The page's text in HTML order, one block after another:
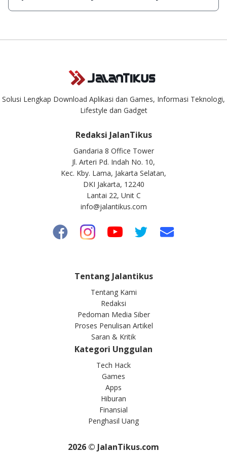
singkat.
Kami dengan senang hati menjawab setiap pertanyaan yang
Solusi Lengkap Download Aplikasi dan Games, Informasi Teknologi,
Lifestyle dan Gadget
Redaksi JalanTikus
Gandaria 8 Office Tower
Jl. Arteri Pd. Indah No. 10,
Kec. Kby. Lama, Jakarta Selatan,
DKI Jakarta, 12240
Lantai 22, Unit C
info@jalantikus.com
Tentang Jalantikus
Tentang Kami
Redaksi
Pedoman Media Siber
Proses Penulisan Artikel
Saran & Kritik
Kategori Unggulan
Tech Hack
Games
Apps
Hiburan
Finansial
Penghasil Uang
2026 © JalanTikus.com